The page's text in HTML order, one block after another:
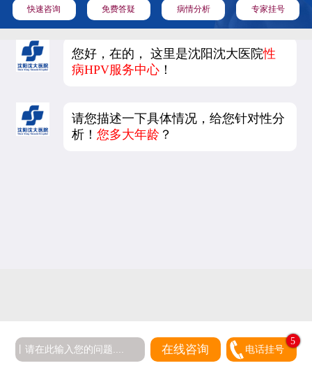
快速咨询 免费答疑 病情分析 专家挂号
您好，在的， 这里是沈阳沈大医院性
病HPV服务中心 ！
请您描述一下具体情况，给您针对性分
析！您多大年龄 ？
在线咨询 电话挂号
5